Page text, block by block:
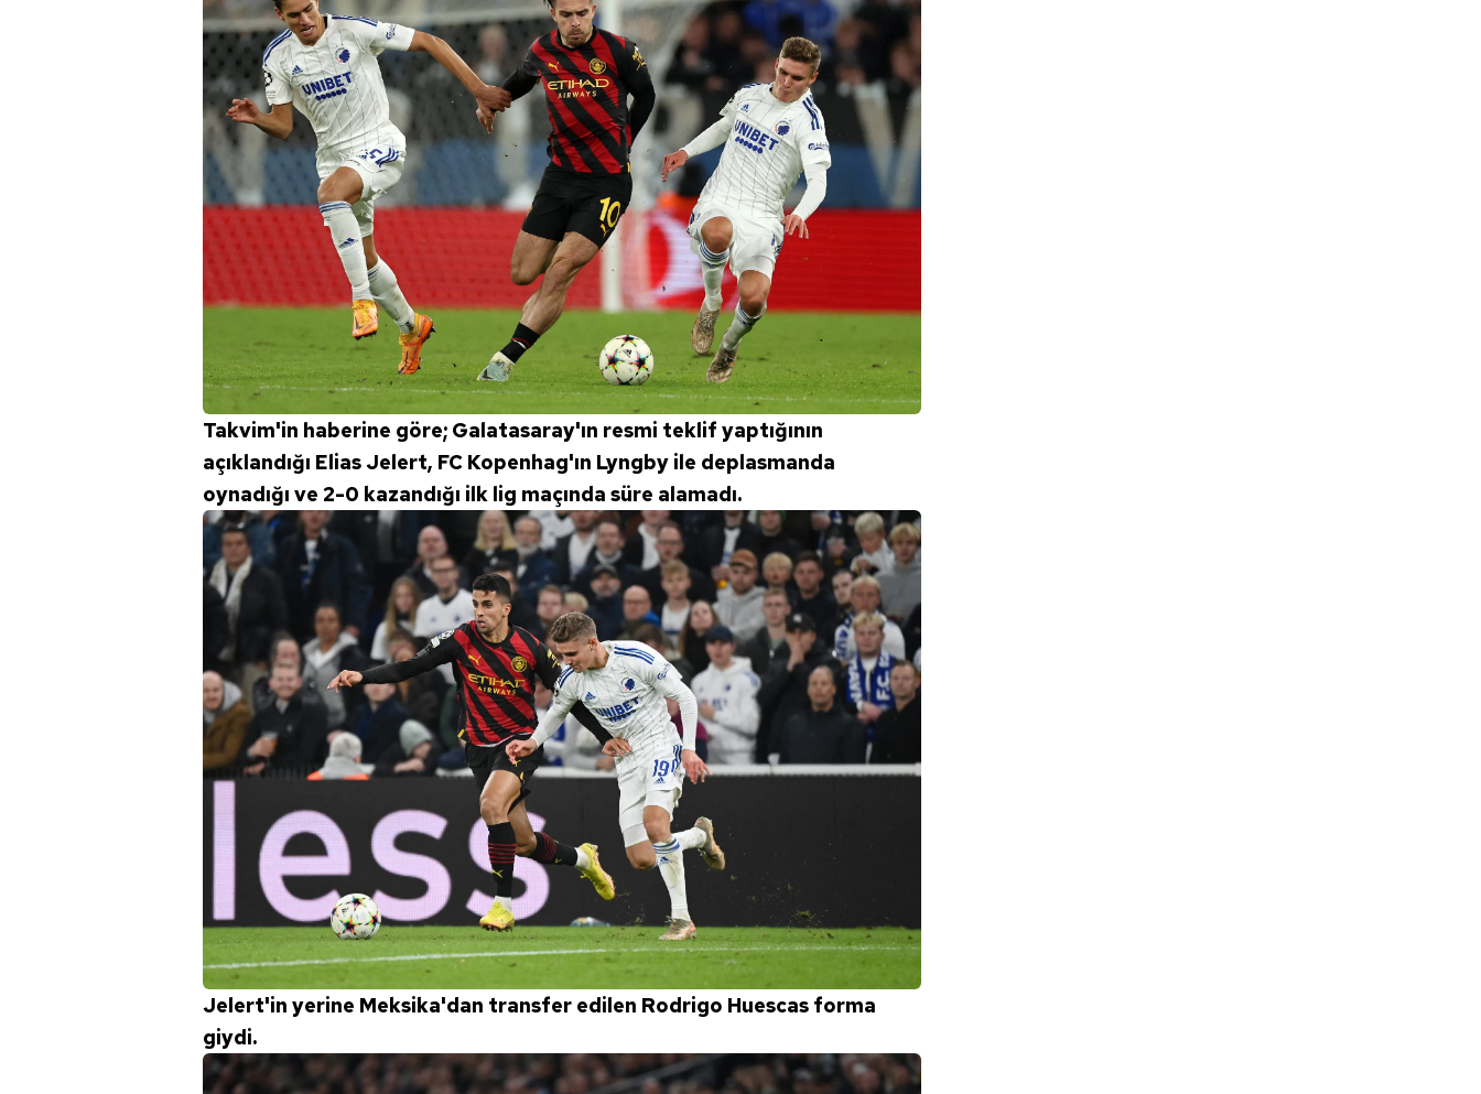
Çerezlere ilişkin tercihlerinizi aşağıda yer alan panel vasıtasıyla belirleyebilirsiniz. Çerezlere ilişkin detaylı bilgi için Ayarlar
butonuna tıklayabilir,Çerez Bilgilendirme Metnimizi ziyaret edebilirsiniz.
6698 sayılı Kişisel Verilerin Korunması Kanunu uyarınca hazırlanmış Aydınlatma Metnimizi okumak ve sitemizde ilgili
mevzuata uygun olarak kullanılan çerezlerle ilgili bilgi almak için lütfen tıklayınız
Takvim'in haberine göre; Galatasaray'ın resmi teklif yaptığının
açıklandığı Elias Jelert, FC Kopenhag'ın Lyngby ile deplasmanda
oynadığı ve 2-0 kazandığı ilk lig maçında süre alamadı.
Jelert'in yerine Meksika'dan transfer edilen Rodrigo Huescas forma
giydi.